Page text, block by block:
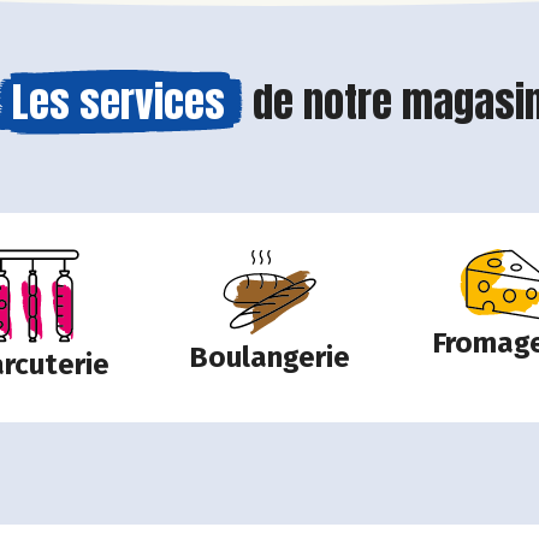
Les services de notre
Boulangerie